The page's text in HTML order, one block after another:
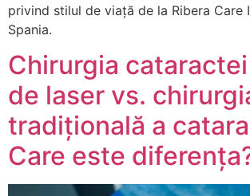
privind stilul de viață de la Ribera Care
Spania.
Chirurgia
de laser vs.
tradițională a
Care este